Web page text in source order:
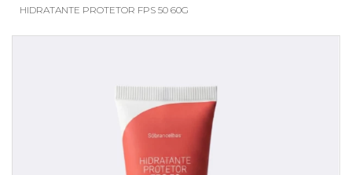
HIDRATANTE PROTETOR FPS 50 60G